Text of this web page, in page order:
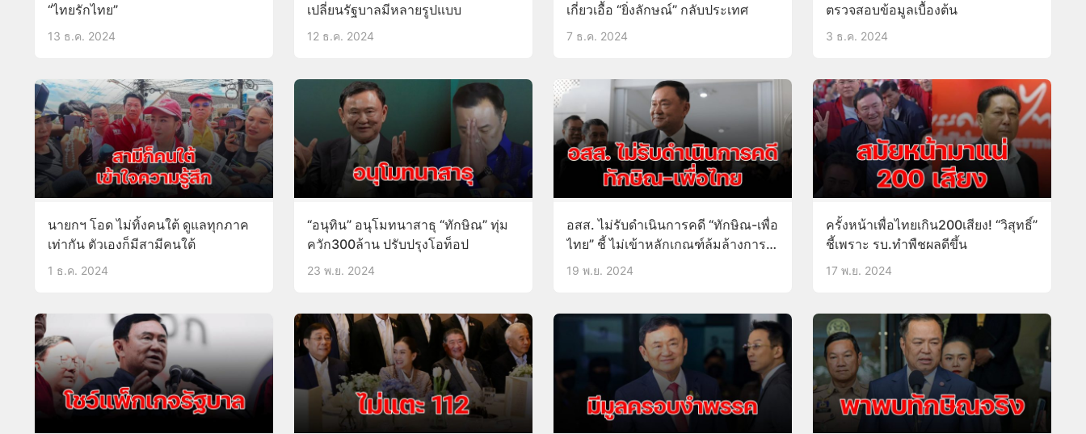
“ไทยรักไทย”
13 ธ.ค. 2024
เปลี่ยนรัฐบาลมีหลายรูปแบบ
12 ธ.ค. 2024
เกี่ยวเอื้อ “ยิ่งลักษณ์” กลับประเทศ
7 ธ.ค. 2024
ตรวจสอบข้อมูลเบื้องต้น
3 ธ.ค. 2024
นายกฯ โอด ไม่ทิ้งคนใต้ ดูแลทุกภาค
เท่ากัน ตัวเองก็มีสามีคนใต้
1 ธ.ค. 2024
“อนุทิน” อนุโมทนาสาธุ “ทักษิณ” ทุ่ม
ควัก300ล้าน ปรับปรุงโอท็อป
23 พ.ย. 2024
อสส. ไม่รับดำเนินการคดี “ทักษิณ-เพื่อ
ไทย” ชี้ ไม่เข้าหลักเกณฑ์ล้มล้างการ
ปกครอง
19 พ.ย. 2024
ครั้งหน้าเพื่อไทยเกิน200เสียง! “วิสุทธิ์”
ชี้เพราะ รบ.ทำพืชผลดีขึ้น
17 พ.ย. 2024